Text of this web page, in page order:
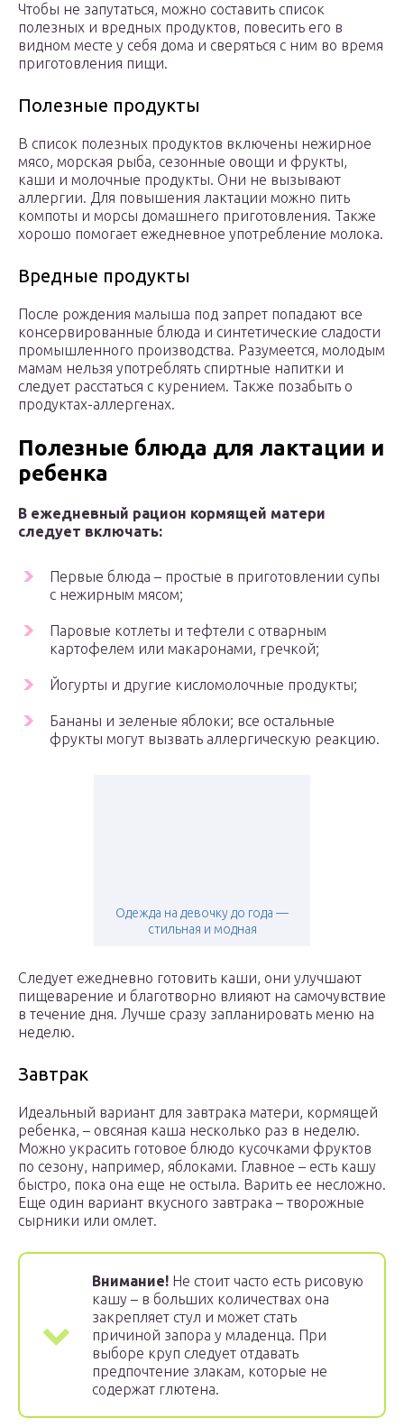
Чтобы не запутаться, можно составить список
полезных и вредных продуктов, повесить его в
видном месте у себя дома и сверяться с ним во время
приготовления пищи.
Полезные продукты
В список полезных продуктов включены нежирное
мясо, морская рыба, сезонные овощи и фрукты,
каши и молочные продукты. Они не вызывают
аллергии. Для повышения лактации можно пить
компоты и морсы домашнего приготовления. Также
хорошо помогает ежедневное употребление молока.
Вредные продукты
После рождения малыша под запрет попадают все
консервированные блюда и синтетические сладости
промышленного производства. Разумеется, молодым
мамам нельзя употреблять спиртные напитки и
следует расстаться с курением. Также позабыть о
продуктах-аллергенах.
Полезные блюда для лактации и
ребенка
В ежедневный рацион кормящей матери
следует включать:
Первые блюда – простые в приготовлении супы
с нежирным мясом;
Паровые котлеты и тефтели с отварным
картофелем или макаронами, гречкой;
Йогурты и другие кисломолочные продукты;
Бананы и зеленые яблоки; все остальные
фрукты могут вызвать аллергическую реакцию.
Одежда на девочку до года —
стильная и модная
Следует ежедневно готовить каши, они улучшают
пищеварение и благотворно влияют на самочувствие
в течение дня. Лучше сразу запланировать меню на
неделю.
Завтрак
Идеальный вариант для завтрака матери, кормящей
ребенка, – овсяная каша несколько раз в неделю.
Можно украсить готовое блюдо кусочками фруктов
по сезону, например, яблоками. Главное – есть кашу
быстро, пока она еще не остыла. Варить ее несложно.
Еще один вариант вкусного завтрака – творожные
сырники или омлет.
Внимание! Не стоит часто есть рисовую
кашу – в больших количествах она
закрепляет стул и может стать
причиной запора у младенца. При
выборе круп следует отдавать
предпочтение злакам, которые не
содержат глютена.